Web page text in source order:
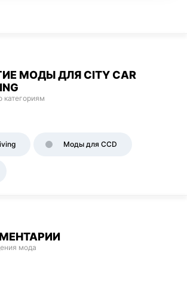
МОДЫ ДЛЯ CITY CAR
категориям
Моды для CCD
мода